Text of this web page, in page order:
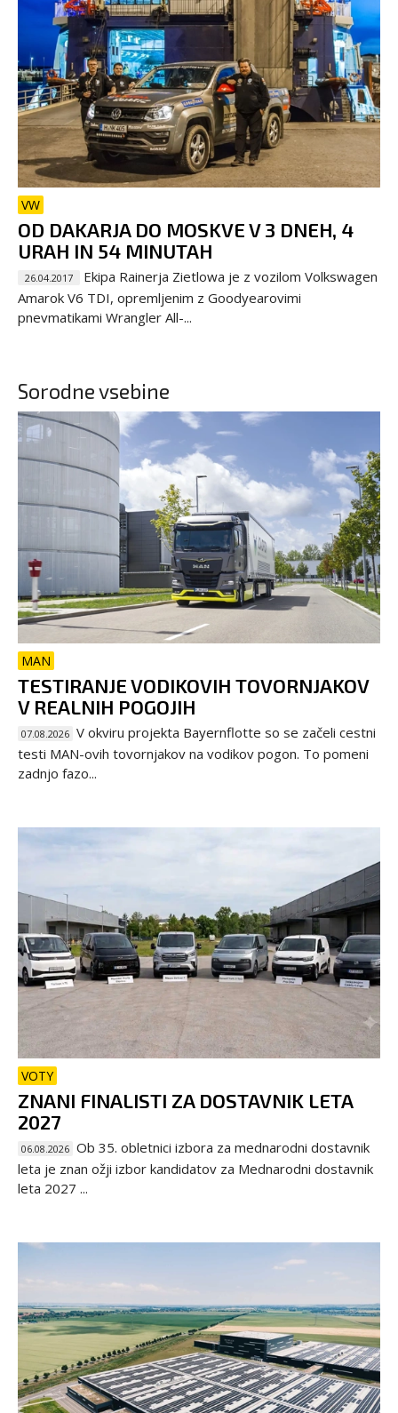
VW
OD DAKARJA DO MOSKVE V 3 DNEH, 4
URAH IN 54 MINUTAH
26.04.2017
Ekipa Rainerja Zietlowa je z vozilom Volkswagen
Amarok V6 TDI, opremljenim z Goodyearovimi
pnevmatikami Wrangler All-...
Sorodne vsebine
MAN
TESTIRANJE VODIKOVIH TOVORNJAKOV
V REALNIH POGOJIH
07.08.2026 V okviru projekta Bayernflotte so se začeli cestni
testi MAN-ovih tovornjakov na vodikov pogon. To pomeni
zadnjo fazo...
VOTY
ZNANI FINALISTI ZA DOSTAVNIK LETA
2027
06.08.2026 Ob 35. obletnici izbora za mednarodni dostavnik
leta je znan ožji izbor kandidatov za Mednarodni dostavnik
leta 2027 ...